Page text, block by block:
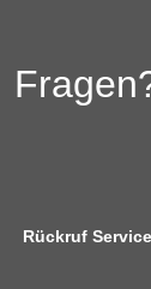
Rückruf Service